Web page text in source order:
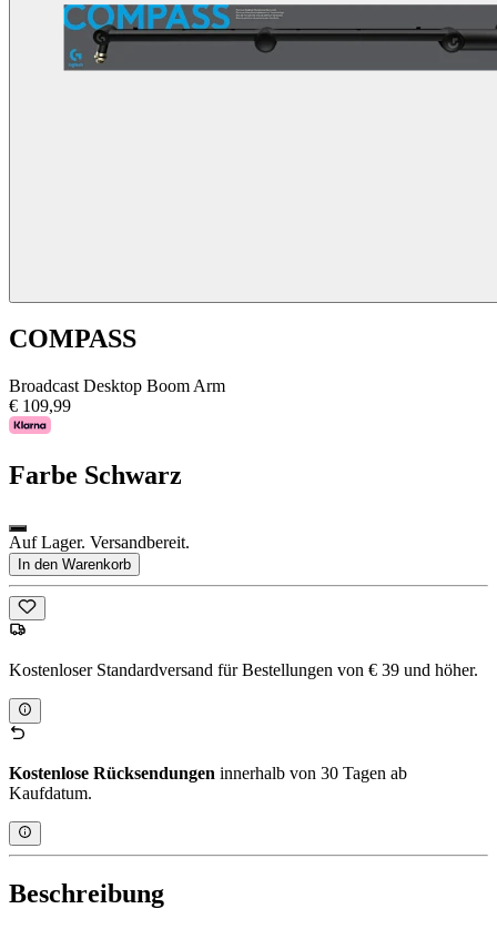
COMPASS
Broadcast Desktop Boom Arm
€ 109,99
Farbe Schwarz
Auf Lager. Versandbereit.
In den Warenkorb
Kostenloser Standardversand für Bestellungen von € 39 und höher.
Kostenlose Rücksendungen innerhalb von 30 Tagen ab
Kaufdatum.
Beschreibung